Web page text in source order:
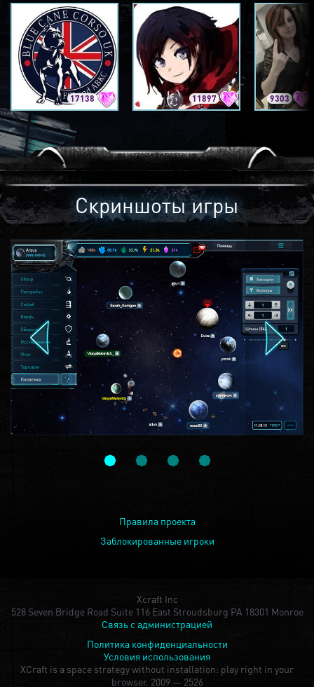
17138 11897 9303
Скриншоты игры
Правила проекта
Заблокированные игроки
Xcraft Inc
528 Seven Bridge Road Suite 116 East Stroudsburg PA 18301 Monroe
Связь с администрацией
Политика конфиденциальности
Условия использования
XCraft is a space strategy without installation: play right in your
browser. 2009 — 2526